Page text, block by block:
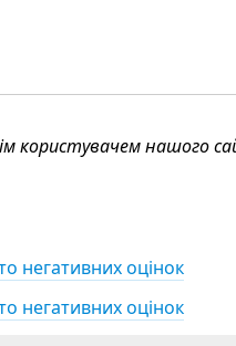
користувачем нашого
негативних оцінок
негативних оцінок